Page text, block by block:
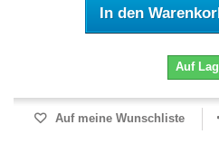
In den
Auf
Auf meine Wunschliste